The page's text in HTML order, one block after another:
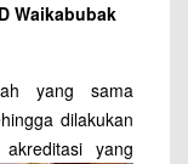
Waikabubak
yang sama
dilakukan
yang